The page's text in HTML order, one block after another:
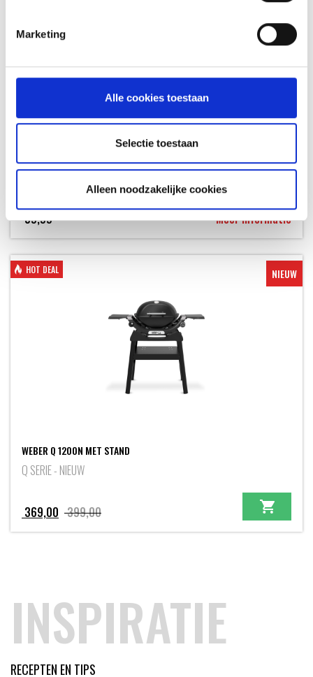
Marketing
Alle cookies toestaan
Selectie toestaan
Alleen noodzakelijke cookies
HALVE PLANCHA VOOR Q1100N / Q1200N
59,99
Meer informatie
HOT DEAL NIEUW
WEBER Q 1200N MET STAND
Q SERIE - NIEUW
399,00Oorspronkelijke
prijs
369,00
Huidige
prijs
INSPIRATIE
RECEPTEN EN TIPS